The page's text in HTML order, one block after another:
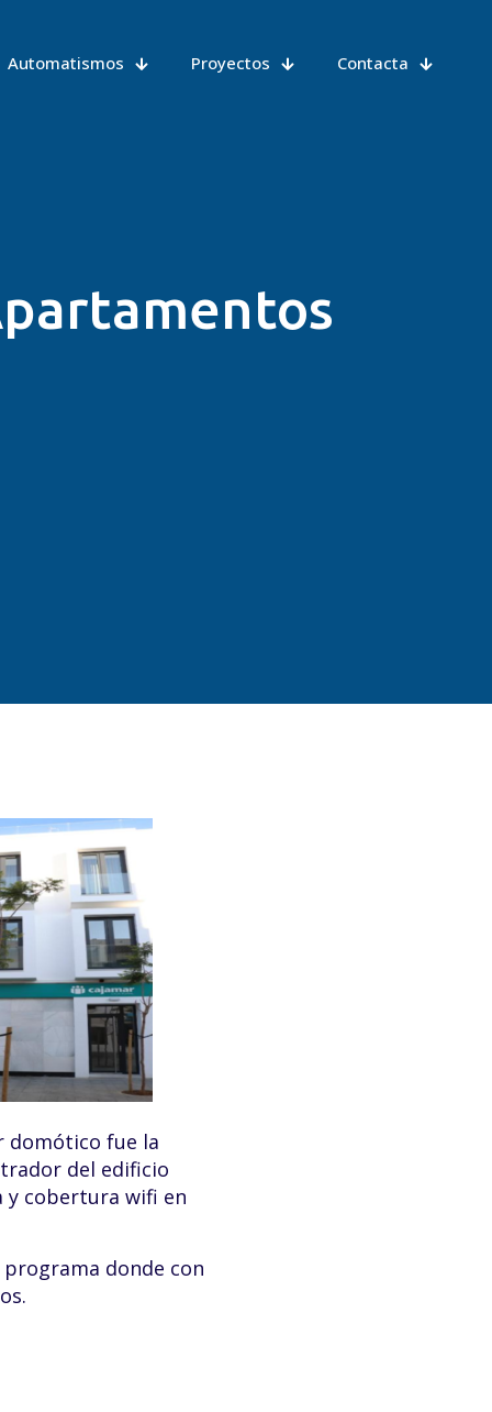
Automatismos Proyectos Contacta
domótico fue la
del edificio
y cobertura wifi en
donde con